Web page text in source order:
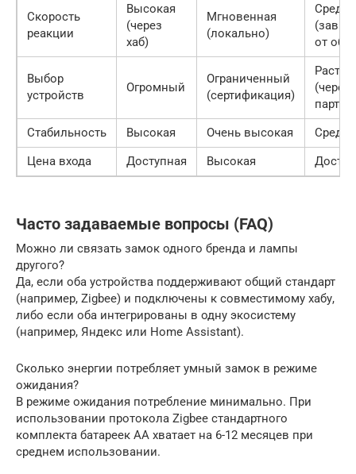
Скорость
реакции
Высокая
(через
хаб)
Мгновенная
(локально)
от
Выбор
устройств
Огромный
Ограниченный
(сертификация)
(через
Стабильность
Высокая Очень высокая
Цена входа
Доступная Высокая
Часто задаваемые вопросы (FAQ)
Можно ли связать замок одного бренда и лампы
другого?
Да, если оба устройства поддерживают общий стандарт
(например, Zigbee) и подключены к совместимому хабу,
либо если оба интегрированы в одну экосистему
(например, Яндекс или Home Assistant).
Сколько энергии потребляет умный замок в режиме
ожидания?
В режиме ожидания потребление минимально. При
использовании протокола Zigbee стандартного
комплекта батареек AA хватает на 6-12 месяцев при
среднем использовании.